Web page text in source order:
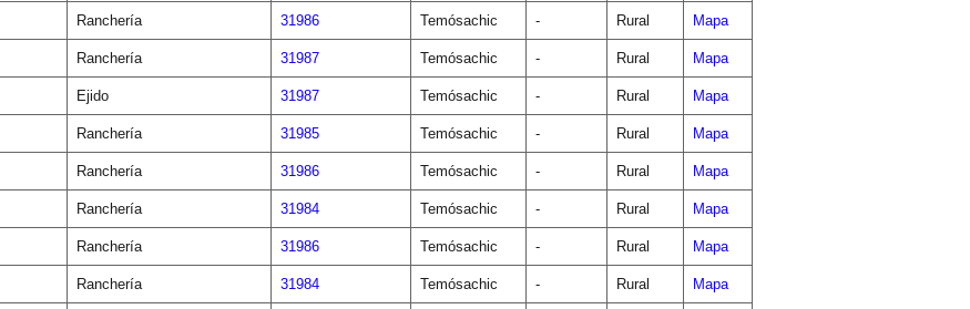
Ranchería 31986 Temósachic - Rural Mapa
Ranchería 31987 Temósachic - Rural Mapa
Ejido 31987 Temósachic - Rural Mapa
Ranchería 31985 Temósachic - Rural Mapa
Ranchería 31986 Temósachic - Rural Mapa
Ranchería 31984 Temósachic - Rural Mapa
Ranchería 31986 Temósachic - Rural Mapa
Ranchería 31984 Temósachic - Rural Mapa